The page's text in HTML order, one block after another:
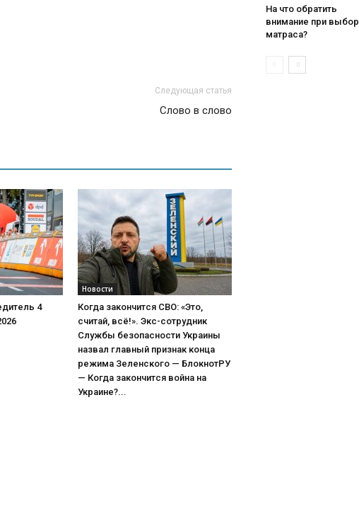
Следующая статья
Слово в слово
4
Новости
Когда закончится СВО: «Это,
считай, всё!». Экс-сотрудник
Службы безопасности Украины
назвал главный признак конца
режима Зеленского — БлокнотРУ
— Когда закончится война на
Украине?...
На что обратить
внимание при
матраса?